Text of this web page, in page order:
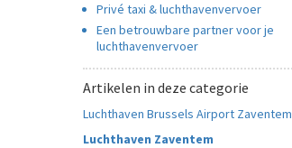
Privé taxi & luchthavenvervoer
Een betrouwbare partner voor je
luchthavenvervoer
Artikelen in deze categorie
Luchthaven Brussels Airport Zaventem
Luchthaven Zaventem